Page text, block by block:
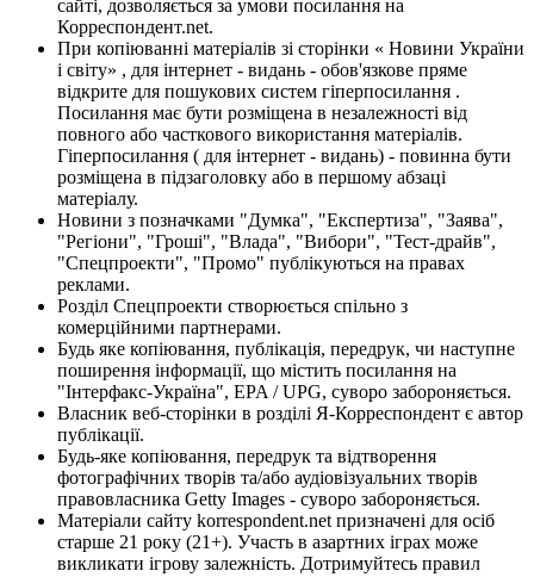
сайті, дозволяється за умови посилання на
Корреспондент.net.
При копіюванні матеріалів зі сторінки « Новини України
і світу» , для інтернет - видань - обов'язкове пряме
відкрите для пошукових систем гіперпосилання .
Посилання має бути розміщена в незалежності від
повного або часткового використання матеріалів.
Гіперпосилання ( для інтернет - видань) - повинна бути
розміщена в підзаголовку або в першому абзаці
матеріалу.
Новини з позначками "Думка", "Експертиза", "Заява",
"Регіони", "Гроші", "Влада", "Вибори", "Тест-драйв",
"Спецпроекти", "Промо" публікуються на правах
реклами.
Розділ Спецпроекти створюється спільно з
комерційними партнерами.
Будь яке копіювання, публікація, передрук, чи наступне
поширення інформації, що містить посилання на
"Інтерфакс-Україна", EPA / UPG, суворо забороняється.
Власник веб-сторінки в розділі Я-Корреспондент є автор
публікації.
Будь-яке копіювання, передрук та відтворення
фотографічних творів та/або аудіовізуальних творів
правовласника Getty Images - суворо забороняється.
Матеріали сайту korrespondent.net призначені для осіб
старше 21 року (21+). Участь в азартних іграх може
викликати ігрову залежність. Дотримуйтесь правил